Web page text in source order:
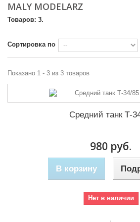
MALY MODELARZ
Товаров: 3.
Сортировка по
Показано 1 - 3 из 3 товаров
Средний танк Т-
980 руб.
В корзину
Нет в наличии